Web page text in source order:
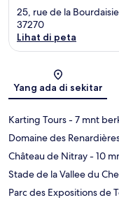
25, rue de la
37270
Lihat di peta
Yang ada di sekitar
Karting Tours- 7 mnt
Domaine des
Château de Nitray- 10
Stade de la Vallee du
Parc des Expositions de